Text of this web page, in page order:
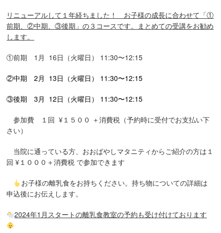
リニューアルして１年経ちました！ お子様の成長に合わせて「①
前期、②中期、③後期」の３コースです。まとめての受講をお勧め
します。
①前期 1月 16日（火曜日） 11:30〜12:15
②中期 2月 13日（火曜日） 11:30〜12:15
③後期 3月 12日（火曜日） 11:30〜12:15
参加費 １回 ¥１５００ ＋消費税（予約時に受付でお支払い下
さい）
当院に通っている方、おおばやしマタニティからご紹介の方は１
回 ¥１０００＋消費税 で参加できます
お子様の離乳食をお持ちください。持ち物についての詳細は
申込後にお伝えします。
2024年1 月スタートの離乳食教室の予約も受け付けております